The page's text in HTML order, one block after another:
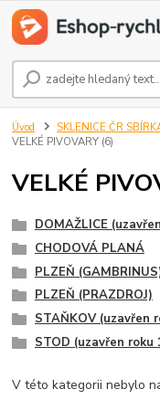
Úvod SKLENICE ČR
VELKÉ PIVOVARY (6)
VELKÉ
DOMAŽLICE
CHODOVÁ PLANÁ
PLZEŇ
PLZEŇ (PRAZDROJ)
STAŇKOV (uzavřen
STOD (uzavřen roku
V této kategorii nebylo